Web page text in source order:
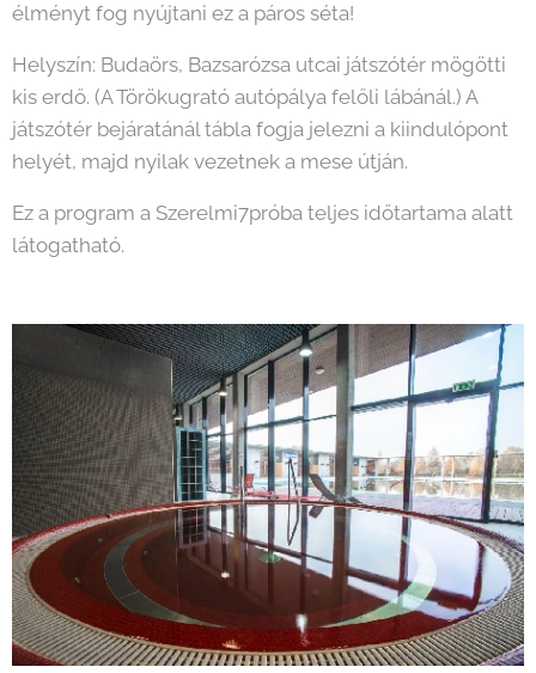
élményt fog nyújtani ez a páros séta!
Helyszín: Budaörs, Bazsarózsa utcai játszótér mögötti
kis erdő. (A Törökugrató autópálya felőli lábánál.) A
játszótér bejáratánál tábla fogja jelezni a kiindulópont
helyét, majd nyilak vezetnek a mese útján.
Ez a program a Szerelmi7próba teljes időtartama alatt
látogatható.